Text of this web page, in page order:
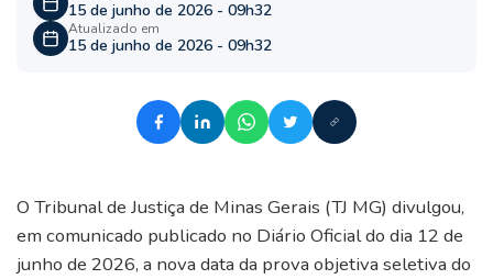
15 de junho de 2026 - 09h32
Atualizado em
15 de junho de 2026 - 09h32
O Tribunal de Justiça de Minas Gerais (TJ MG) divulgou,
em comunicado publicado no Diário Oficial do dia 12 de
junho de 2026, a nova data da prova objetiva seletiva do